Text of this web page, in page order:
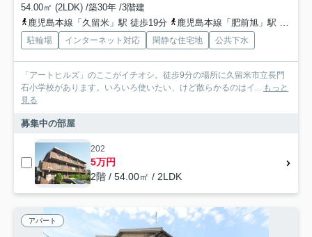
54.00㎡ (2LDK) /築30年 /3階建
鹿児島本線「久留米」駅 徒歩19分
鹿児島本線「肥前旭」駅 徒歩40分
駐輪場 インターネット対応 閑静な住宅地 公共下水
「アートヒルズ」のここがイチオシ。徒歩9分の場所に久留米市立長門
石小学校があります。いろいろ使いたい、けど散らかるのはイ... もっと
見る
募集中の部屋
202
5万円
2階 / 54.00㎡ / 2LDK
アパート